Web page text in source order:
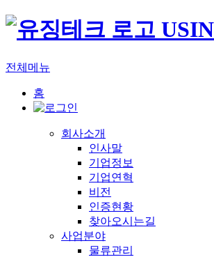
전체메뉴
홈
회사소개
인사말
기업정보
기업연혁
비전
인증현황
찾아오시는길
사업분야
물류관리